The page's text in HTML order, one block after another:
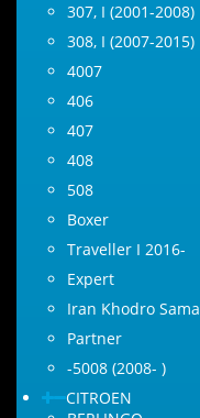
307, I (2001-2008)
308, I (2007-2015)
4007
406
407
408
508
Boxer
Traveller I 2016-
Expert
Iran Khodro
Partner
-5008 (2008- )
CITROEN